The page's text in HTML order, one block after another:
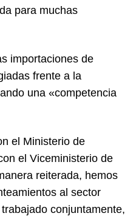
para muchas
importaciones de
frente a la
una «competencia
el Ministerio de
el Viceministerio de
reiterada, hemos
al sector
conjuntamente,